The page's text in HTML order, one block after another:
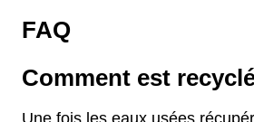
FAQ
Comment est
Une fois les eaux usées